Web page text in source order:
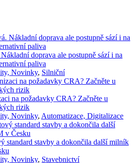
doprava ale postupně sází i na
paliva
Novinky, Silniční
na požadavky CRA? Začněte u
rizik
Novinky, Automatizace, Digitalizace
standard stavby a dokončila další milník
Novinky, Stavebnictví